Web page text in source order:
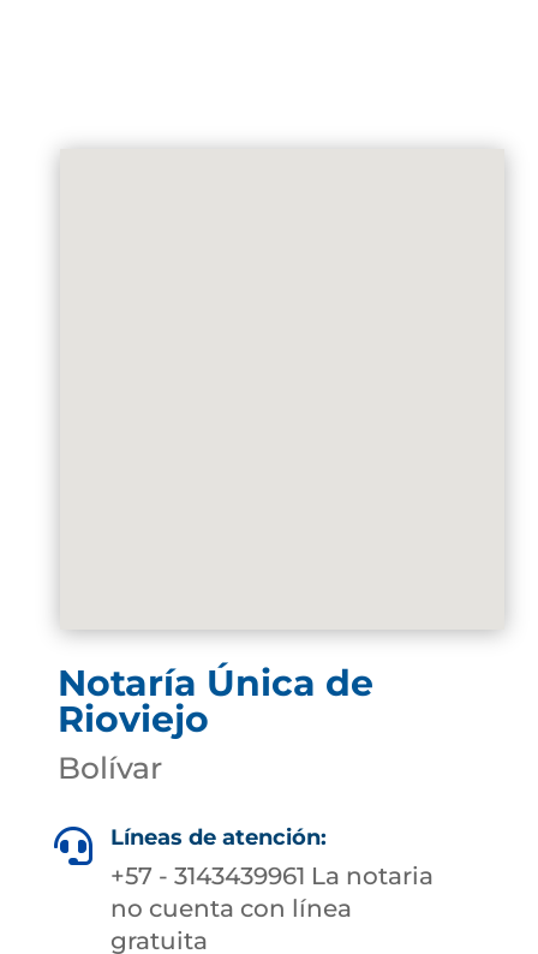
Notaría Única de
Rioviejo
Bolívar
 Líneas de atención:
+57 - 3143439961 La notaria
no cuenta con línea
gratuita